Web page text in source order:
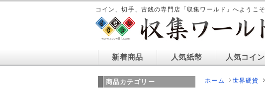
コイン、切手、古銭の専門店「収集ワールド」へようこそ
新着商品 人気紙幣 人気コイン
ホーム 世界硬貨
商品カテゴリー